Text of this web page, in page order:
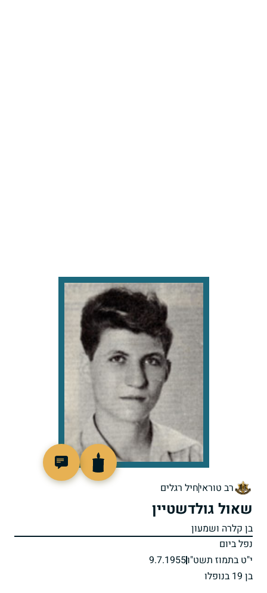
רב טוראיחיל רגלים
שאול גולדשטיין
בן קלרה ושמעון
נפל ביום
י"ט בתמוז תשט"ו9.7.1955
בן 19 בנופלו